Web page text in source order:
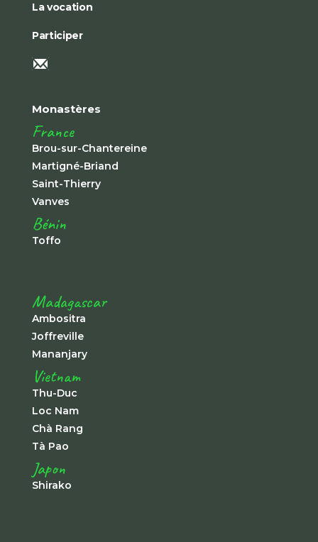
La vocation
Participer
Monastères
France
Brou-sur-Chantereine
Martigné-Briand
Saint-Thierry
Vanves
Bénin
Toffo
Madagascar
Ambositra
Joffreville
Mananjary
Vietnam
Thu-Duc
Loc Nam
Chà Rang
Tà Pao
Japon
Shirako